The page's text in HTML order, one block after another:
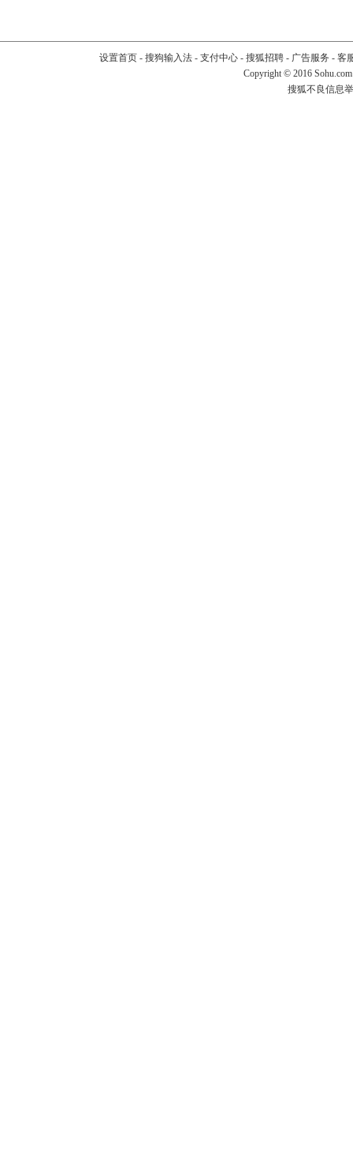
设置首页- 搜狗输入法- 支付中心- 搜狐招聘- 广告服务 - 客
Copyright © 2016
搜狐不良信息